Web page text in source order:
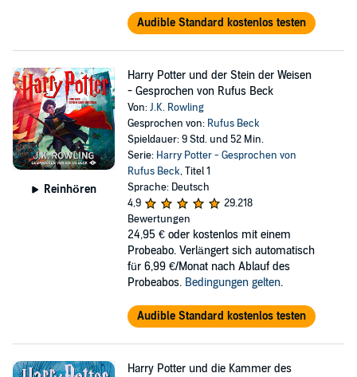
Audible Standard kostenlos testen
Reinhören
Harry Potter und der Stein der Weisen
- Gesprochen von Rufus Beck
Von:J.K. Rowling
Gesprochen von: Rufus Beck
Spieldauer: 9 Std. und 52 Min.
Serie: Harry Potter - Gesprochen von
Rufus Beck, Titel 1
Sprache: Deutsch
4,9
29.218
Bewertungen
24,95 € oder kostenlos mit einem
Probeabo. Verlängert sich automatisch
für 6,99 €/Monat nach Ablauf des
Probeabos. Bedingungen gelten.
Audible Standard kostenlos testen
Harry Potter und die Kammer des